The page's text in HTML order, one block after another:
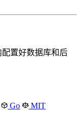
配置好数据库和后
Go MIT